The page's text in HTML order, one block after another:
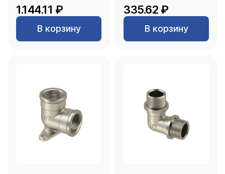
1.144.11 ₽
В корзину
335.62 ₽
В корзину